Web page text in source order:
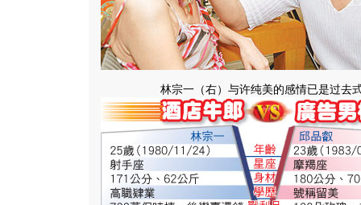
林宗一（右）与许纯美的感情已是过去